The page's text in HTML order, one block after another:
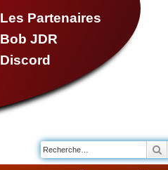
Les Partenaires
Bob JDR
Discord